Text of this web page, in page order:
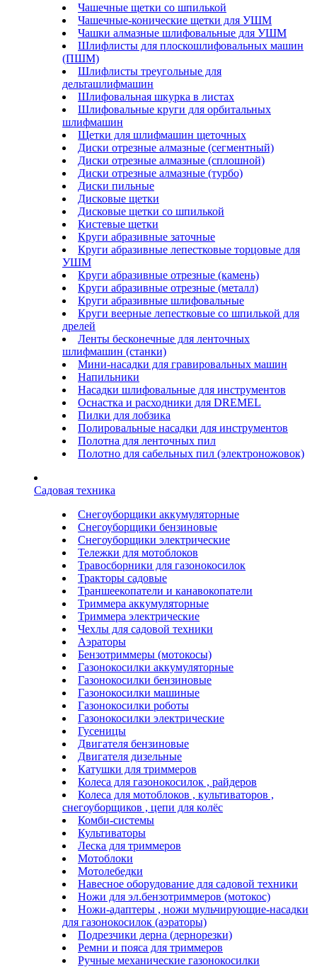
Чашечные щетки со шпилькой
Чашечные-конические щетки для УШМ
Чашки алмазные шлифовальные для УШМ
Шлифлисты для плоскошлифовальных машин
(ПШМ)
Шлифлисты треугольные для
дельташлифмашин
Шлифовальная шкурка в листах
Шлифовальные круги для орбитальных
шлифмашин
Щетки для шлифмашин щеточных
Диски отрезные алмазные (сегментный)
Диски отрезные алмазные (сплошной)
Диски отрезные алмазные (турбо)
Диски пильные
Дисковые щетки
Дисковые щетки со шпилькой
Кистевые щетки
Круги абразивные заточные
Круги абразивные лепестковые торцовые для
УШМ
Круги абразивные отрезные (камень)
Круги абразивные отрезные (металл)
Круги абразивные шлифовальные
Круги веерные лепестковые со шпилькой для
дрелей
Ленты бесконечные для ленточных
шлифмашин (станки)
Мини-насадки для гравировальных машин
Напильники
Насадки шлифовальные для инструментов
Оснастка и расходники для DREMEL
Пилки для лобзика
Полировальные насадки для инструментов
Полотна для ленточных пил
Полотно для сабельных пил (электроножовок)
Садовая техника
Снегоуборщики аккумуляторные
Снегоуборщики бензиновые
Снегоуборщики электрические
Тележки для мотоблоков
Травосборники для газонокосилок
Тракторы садовые
Траншеекопатели и канавокопатели
Триммера аккумуляторные
Триммера электрические
Чехлы для садовой техники
Аэраторы
Бензотриммеры (мотокосы)
Газонокосилки аккумуляторные
Газонокосилки бензиновые
Газонокосилки машиные
Газонокосилки роботы
Газонокосилки электрические
Гусеницы
Двигателя бензиновые
Двигателя дизельные
Катушки для триммеров
Колеса для газонокосилок , райдеров
Колеса для мотоблоков , культиваторов ,
снегоуборщиков , цепи для колёс
Комби-системы
Культиваторы
Леска для триммеров
Мотоблоки
Мотолебедки
Навесное оборудование для садовой техники
Ножи для эл.бензотриммеров (мотокос)
Ножи-адаптеры , ножи мульчирующие-насадки
для газонокосилок (аэраторы)
Подрезчики дерна (дернорезки)
Ремни и пояса для триммеров
Ручные механические газонокосилки